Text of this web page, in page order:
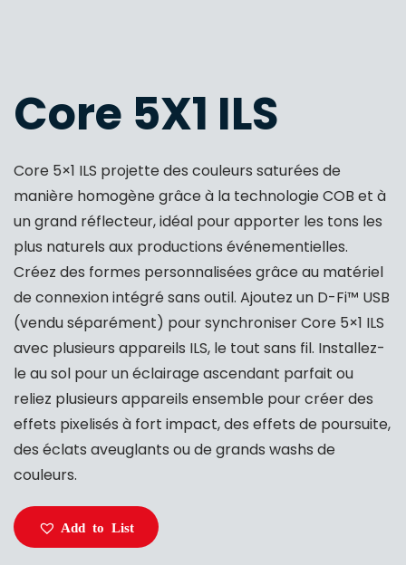
Core 5X1 ILS
Core 5×1 ILS projette des couleurs saturées de
manière homogène grâce à la technologie COB et à
un grand réflecteur, idéal pour apporter les tons les
plus naturels aux productions événementielles.
Créez des formes personnalisées grâce au matériel
de connexion intégré sans outil. Ajoutez un D-Fi™ USB
(vendu séparément) pour synchroniser Core 5×1 ILS
avec plusieurs appareils ILS, le tout sans fil. Installez-
le au sol pour un éclairage ascendant parfait ou
reliez plusieurs appareils ensemble pour créer des
effets pixelisés à fort impact, des effets de poursuite,
des éclats aveuglants ou de grands washs de
couleurs.
Add to List